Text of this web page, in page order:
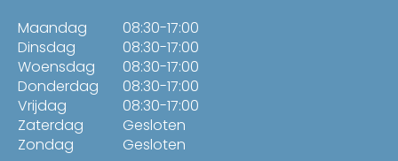
Maandag
Dinsdag
Woensdag
Donderdag
Vrijdag
Zaterdag
Zondag
08:30-17:00
08:30-17:00
08:30-17:00
08:30-17:00
08:30-17:00
Gesloten
Gesloten